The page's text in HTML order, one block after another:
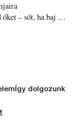
– sőt, ha baj van
Így dolgozunk